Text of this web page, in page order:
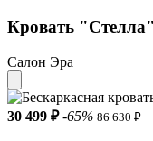
Кровать "Стелла"
Салон Эра
30 499 ₽ -65% 86 630 ₽